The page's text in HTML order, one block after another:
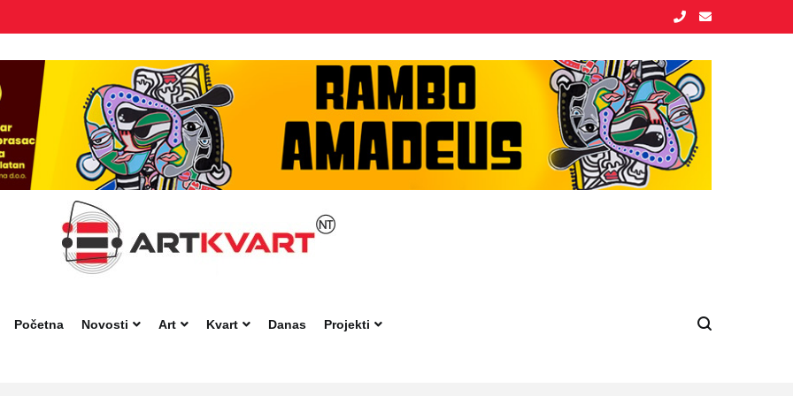
Početna
Novosti Art Kvart Danas Projekti